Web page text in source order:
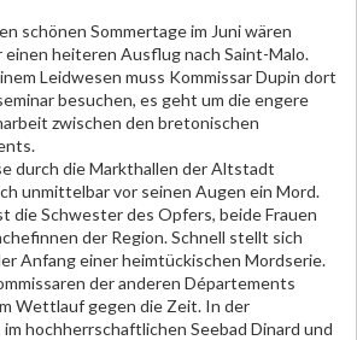
schönen Sommertage im Juni wären
heiteren Ausflug nach Saint-Malo.
Leidwesen muss Kommissar Dupin dort
besuchen, es geht um die engere
zwischen den bretonischen
durch die Markthallen der Altstadt
unmittelbar vor seinen Augen ein Mord.
die Schwester des Opfers, beide Frauen
der Region. Schnell stellt sich
Anfang einer heimtückischen Mordserie.
der anderen Départements
Wettlauf gegen die Zeit. In der
hochherrschaftlichen Seebad Dinard und